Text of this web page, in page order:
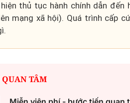
thủ tục hành chính dẫn
mạng xã hội). Quá trình cấp
QUAN TÂM